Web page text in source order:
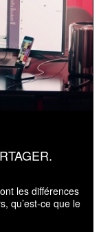
les différences
qu’est-ce que le